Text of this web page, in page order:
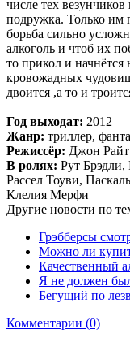
числе тех
подружка. Только им
борьба сильно
алкоголь и чтоб их
то прикол и начнётся
кровожадных
двоится ,а то и
Год выходат: 2012
Жанр: триллер,
Режиссёр: Джон Райт
В ролях: Рут
Рассел Тоуви,
Клелия Мерфи
Другие новости по
Грэбберсы
Можно ли
Качественный
Я не должен
Бегущий по
Комментарии (0)